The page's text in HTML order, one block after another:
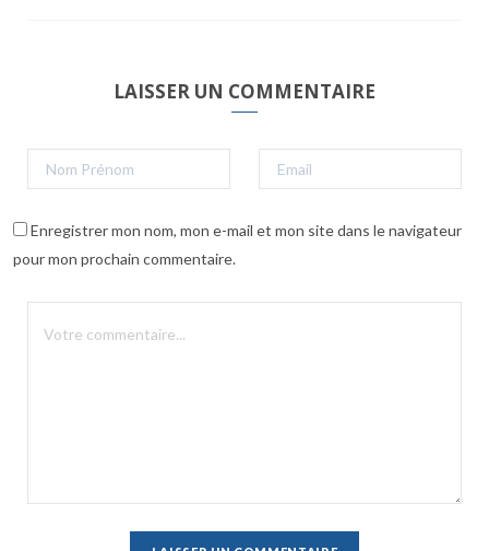
LAISSER UN COMMENTAIRE
Enregistrer mon nom, mon e-mail et mon site dans le navigateur
pour mon prochain commentaire.